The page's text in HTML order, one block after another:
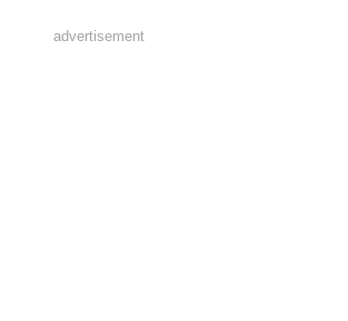
advertisement